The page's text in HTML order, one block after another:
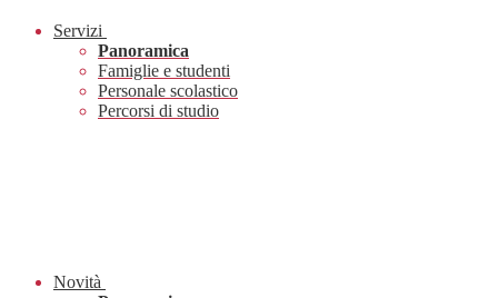
Servizi
Panoramica
Famiglie e studenti
Personale scolastico
Percorsi di studio
Novità